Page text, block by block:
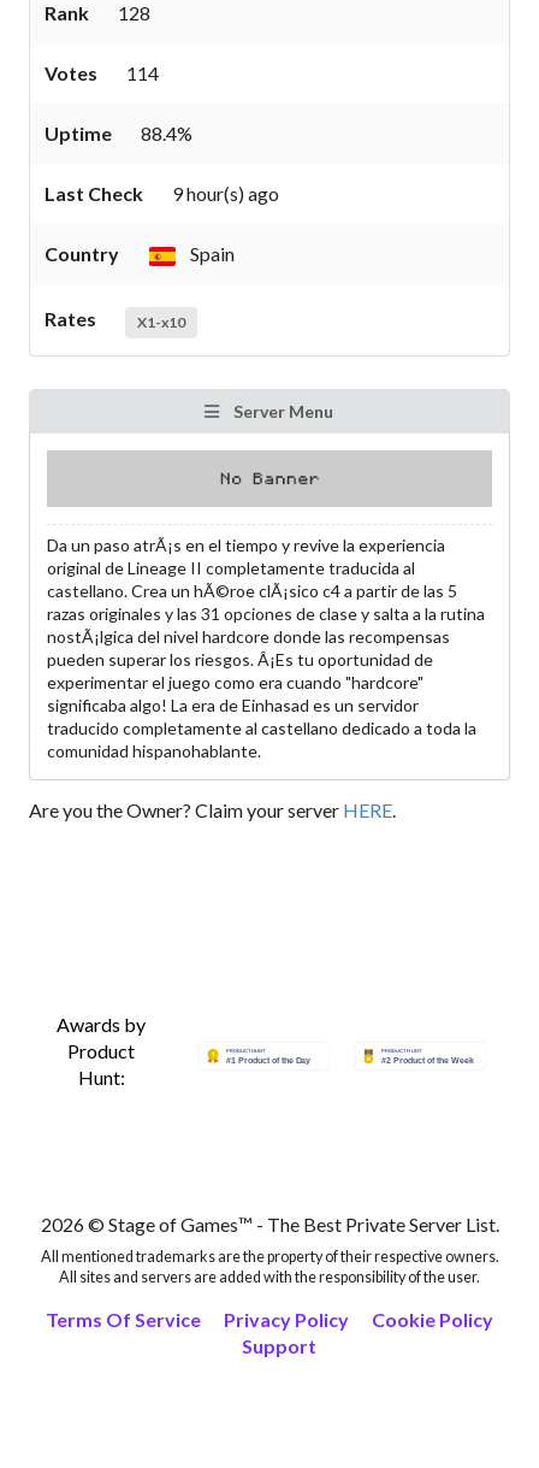
Rank 128
Votes 114
Uptime 88.4%
Last Check 9 hour(s) ago
Country Spain
Rates X1-x10
Server Menu
Da un paso atrÃ¡s en el tiempo y revive la experiencia
original de Lineage II completamente traducida al
castellano. Crea un hÃ©roe clÃ¡sico c4 a partir de las 5
razas originales y las 31 opciones de clase y salta a la rutina
nostÃ¡lgica del nivel hardcore donde las recompensas
pueden superar los riesgos. Â¡Es tu oportunidad de
experimentar el juego como era cuando "hardcore"
significaba algo! La era de Einhasad es un servidor
traducido completamente al castellano dedicado a toda la
comunidad hispanohablante.
Are you the Owner? Claim your server HERE.
Awards by
Product
Hunt:
2026 © Stage of Games™ - The Best Private Server List.
All mentioned trademarks are the property of their respective owners.
All sites and servers are added with the responsibility of the user.
Terms Of Service Privacy Policy
Cookie Policy
Support